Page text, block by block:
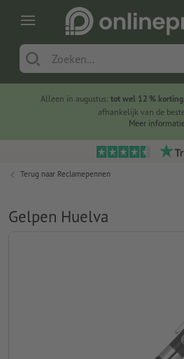
Alleen in augustus: tot wel 12 % korting
afhankelijk van de
Meer
Terug naar Reclamepennen
Gelpen Huelva